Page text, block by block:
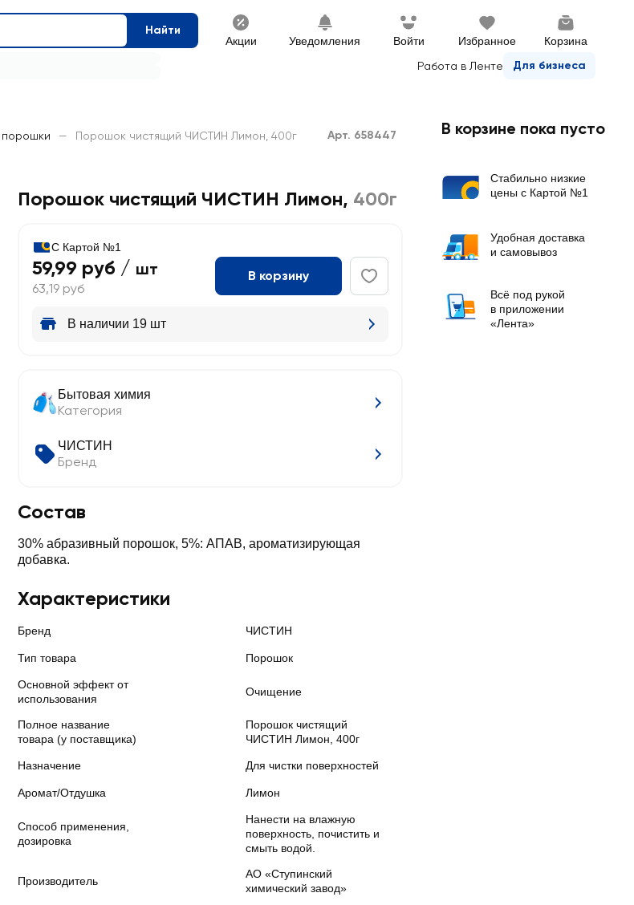
Найти
Акции Уведомления Войти Избранное Корзина
Работа в Ленте Для бизнеса
— Порошок чистящий ЧИСТИН Лимон, 400г Арт. 658447
Порошок чистящий ЧИСТИН Лимон, 400г
С Картой №1
59,99 руб / шт
63,19 руб
В корзину
В наличии 19 шт
Бытовая химия
Категория
ЧИСТИН
Бренд
Состав
30% абразивный порошок, 5%: АПАВ, ароматизирующая
добавка.
Характеристики
Бренд ЧИСТИН
Тип товара Порошок
Основной эффект от
использования
Очищение
Полное название
товара (у поставщика)
Порошок чистящий
ЧИСТИН Лимон, 400г
Назначение Для чистки поверхностей
Аромат/Отдушка Лимон
Способ применения,
дозировка
Нанести на влажную
поверхность, почистить и
смыть водой.
Производитель
АО «Ступинский
химический завод»
В корзине пока пусто
Стабильно низкие
цены с Картой №1
Удобная доставка
и самовывоз
Всё под рукой
в приложении
«Лента»